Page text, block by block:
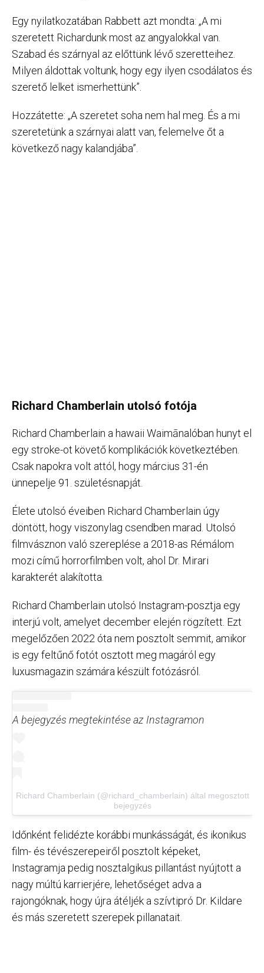
Egy nyilatkozatában Rabbett azt mondta: „A mi
szeretett Richardunk most az angyalokkal van.
Szabad és szárnyal az előttünk lévő szeretteihez.
Milyen áldottak voltunk, hogy egy ilyen csodálatos és
szerető lelket ismerhettünk”.
Hozzátette: „A szeretet soha nem hal meg. És a mi
szeretetünk a szárnyai alatt van, felemelve őt a
következő nagy kalandjába”.
Richard Chamberlain utolsó fotója
Richard Chamberlain a hawaii Waimānalóban hunyt el
egy stroke-ot követő komplikációk következtében.
Csak napokra volt attól, hogy március 31-én
ünnepelje 91. születésnapját.
Élete utolsó éveiben Richard Chamberlain úgy
döntött, hogy viszonylag csendben marad. Utolsó
filmvásznon való szereplése a 2018-as Rémálom
mozi című horrorfilmben volt, ahol Dr. Mirari
karakterét alakította.
Richard Chamberlain utolsó Instagram-posztja egy
interjú volt, amelyet december elején rögzített. Ezt
megelőzően 2022 óta nem posztolt semmit, amikor
is egy feltűnő fotót osztott meg magáról egy
luxusmagazin számára készült fotózásról.
A bejegyzés megtekintése az Instagramon
Richard Chamberlain (@richard_chamberlain) által megosztott
bejegyzés
Időnként felidézte korábbi munkásságát, és ikonikus
film- és tévészerepeiről posztolt képeket,
Instagramja pedig nosztalgikus pillantást nyújtott a
nagy múltú karrierjére, lehetőséget adva a
rajongóknak, hogy újra átéljék a szívtipró Dr. Kildare
és más szeretett szerepek pillanatait.